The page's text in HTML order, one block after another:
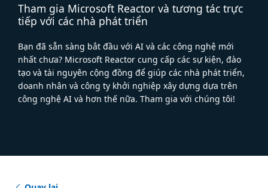
Tham gia Microsoft Reactor và tương tác trực
tiếp với các nhà phát triển
Bạn đã sẵn sàng bắt đầu với AI và các công nghệ mới
nhất chưa? Microsoft Reactor cung cấp các sự kiện, đào
tạo và tài nguyên cộng đồng để giúp các nhà phát triển,
doanh nhân và công ty khởi nghiệp xây dựng dựa trên
công nghệ AI và hơn thế nữa. Tham gia với chúng tôi!